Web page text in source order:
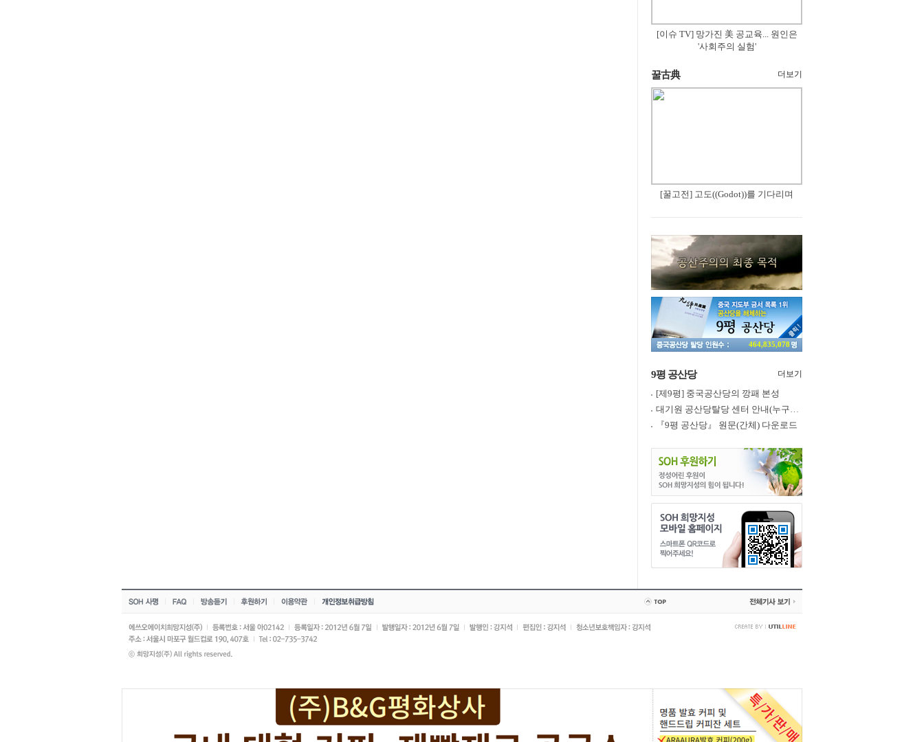
[이슈 TV] 망가진 美 공교육... 원인은
'사회주의 실험'
꿀古典 더보기
[꿀고전] 고도((Godot))를 기다리며
464,835,078
9평 공산당 더보기
[제9평] 중국공산당의 깡패 본성
대기원 공산당탈당 센터 안내(누구나 쉽게 退黨, 退團, 退隊 가능)
『9평 공산당』 원문(간체) 다운로드